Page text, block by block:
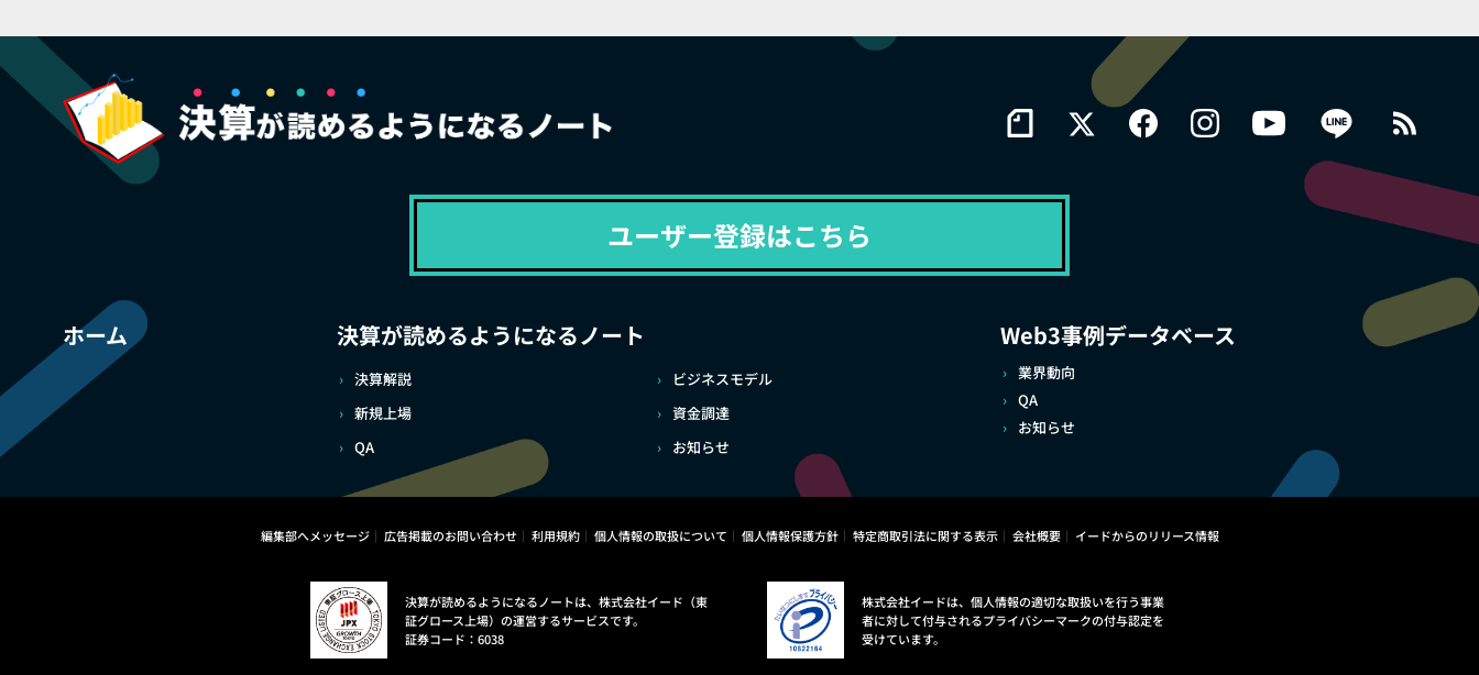
ユーザー登録はこちら
ホーム 決算が読めるようになるノート
決算解説
ビジネスモデル
新規上場
資金調達
QA
お知らせ
Web3事例データベース
業界動向
QA
お知らせ
編集部へメッセージ 広告掲載のお問い合わせ 利用規約 個人情報の取扱について 個人情報保護方針 特定商取引法に関する表示 会社概要 イードからのリリース情報
決算が読めるようになるノートは、株式会社イード（東
証グロース上場）の運営するサービスです。
証券コード：6038
株式会社イードは、個人情報の適切な取扱いを行う事業
者に対して付与されるプライバシーマークの付与認定を
受けています。